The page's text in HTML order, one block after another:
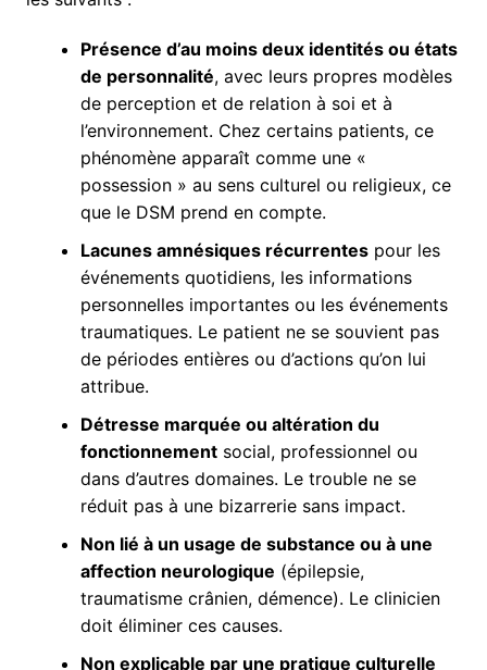
Présence d’au moins deux identités ou états
de personnalité, avec leurs propres modèles
de perception et de relation à soi et à
l’environnement. Chez certains patients, ce
phénomène apparaît comme une «
possession » au sens culturel ou religieux, ce
que le DSM prend en compte.
Lacunes amnésiques récurrentespour les
événements quotidiens, les informations
personnelles importantes ou les événements
traumatiques. Le patient ne se souvient pas
de périodes entières ou d’actions qu’on lui
attribue.
Détresse marquée ou altération du
fonctionnementsocial, professionnel ou
dans d’autres domaines. Le trouble ne se
réduit pas à une bizarrerie sans impact.
Non lié à un usage de substance ou à une
affection neurologique (épilepsie,
traumatisme crânien, démence). Le clinicien
doit éliminer ces causes.
Non explicable par une pratique culturelle